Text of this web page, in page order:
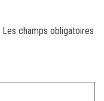
Les champs obligatoires